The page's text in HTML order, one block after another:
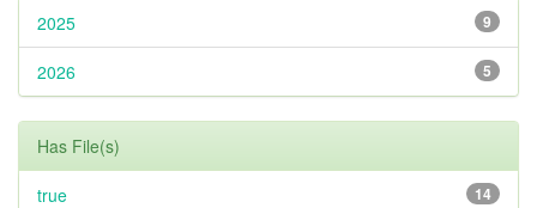
9
2025
5
2026
Has File(s)
14
true